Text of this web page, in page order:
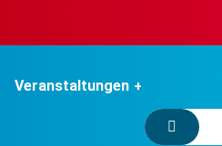
Veranstaltungen